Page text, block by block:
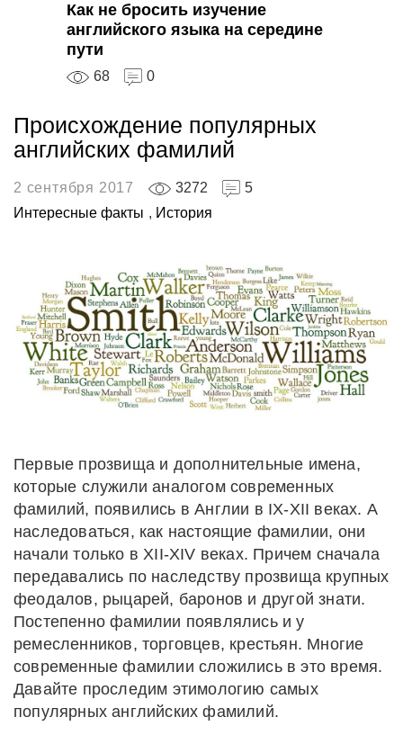
Как не бросить изучение
английского языка на середине
пути
68 0
Происхождение популярных
английских фамилий
2 сентября 2017 3272
5
Интересные факты , История
Первые прозвища и дополнительные имена,
которые служили аналогом современных
фамилий, появились в Англии в IX-XII веках. А
наследоваться, как настоящие фамилии, они
начали только в XII-XIV веках. Причем сначала
передавались по наследству прозвища крупных
феодалов, рыцарей, баронов и другой знати.
Постепенно фамилии появлялись и у
ремесленников, торговцев, крестьян. Многие
современные фамилии сложились в это время.
Давайте проследим этимологию самых
популярных английских фамилий.